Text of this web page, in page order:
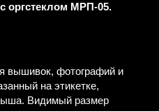
оргстеклом МРП-05.
вышивок, фотографий и
на этикетке,
Видимый размер